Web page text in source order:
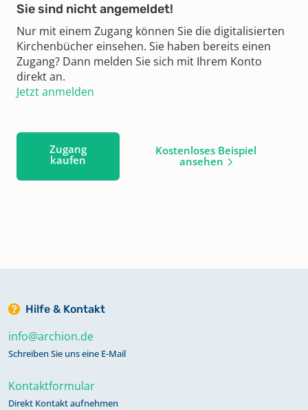
Sie sind nicht angemeldet!
Nur mit einem Zugang können Sie die digitalisierten
Kirchenbücher einsehen. Sie haben bereits einen
Zugang? Dann melden Sie sich mit Ihrem Konto
direkt an.
Jetzt anmelden
Zugang
kaufen
Kostenloses Beispiel
ansehen
Hilfe & Kontakt
info@archion.de
Schreiben Sie uns eine E-Mail
Kontaktformular
Direkt Kontakt aufnehmen